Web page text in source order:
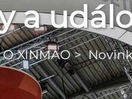
a
O XINMAO>